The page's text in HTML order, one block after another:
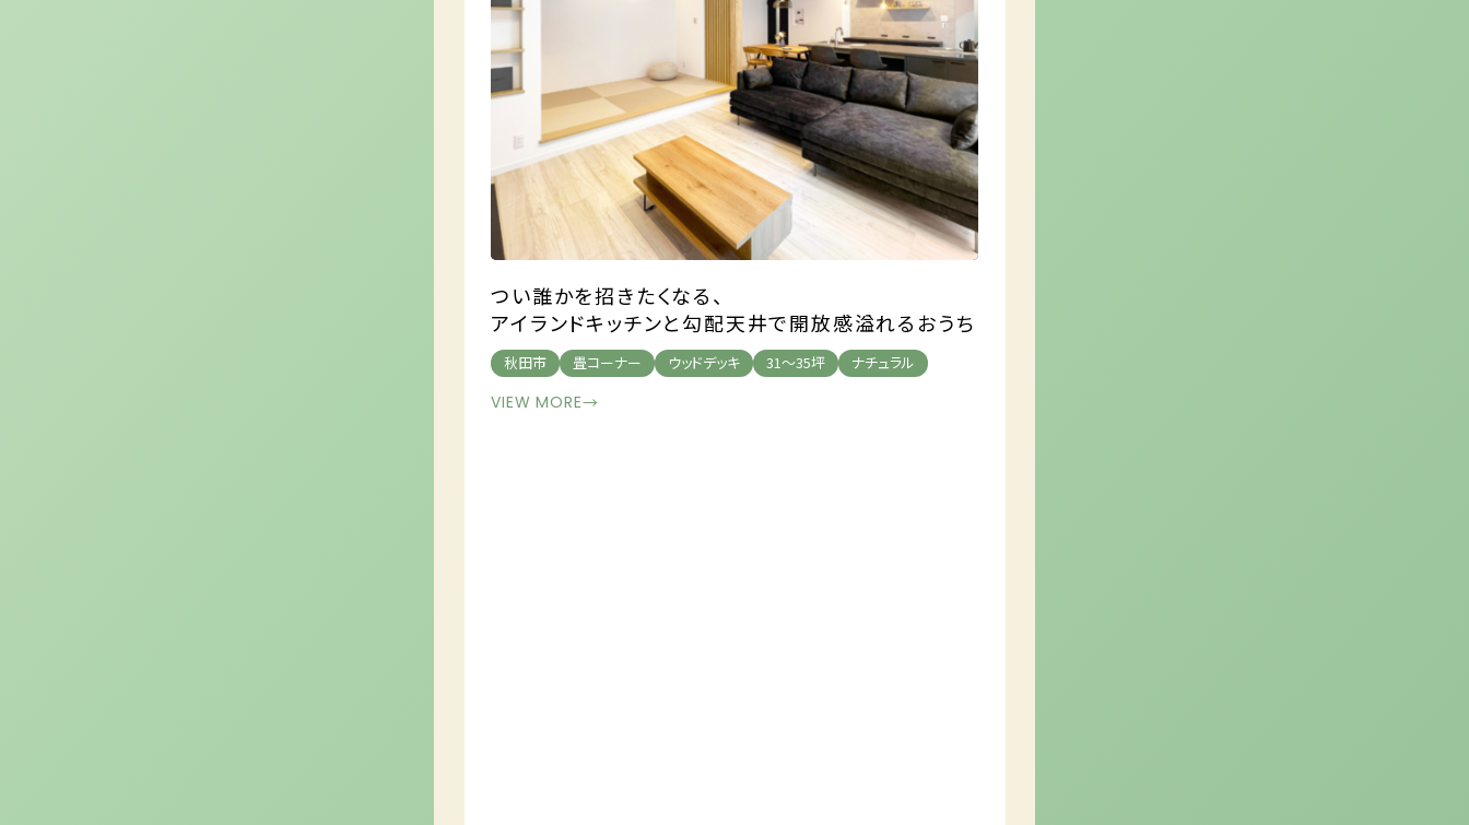
つい誰かを招きたくなる、
アイランドキッチンと勾配天井で開放感溢れるおうち
秋田市 畳コーナー ウッドデッキ 31～35坪 ナチュラル
VIEW MORE→